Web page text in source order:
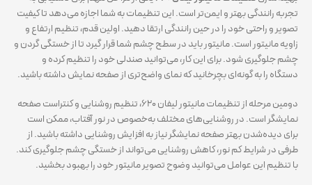
تجربه رانندگی بهتر و ایمن‌تر است. این تنظیمات به شما اجازه می‌دهد تا کیفیت
تصویر و راحتی خود را در حین رانندگی ارتقا دهید. اولین قدم، تنظیم ارتفاع و
زاویه مانیتور است. مانیتور باید در سطح چشم شما قرار گیرد تا از خستگی گردن و
چشم جلوگیری شود. برای این کار، می‌توانید صندلی خود را تنظیم کرده و
دستگاه را به گونه‌ای بچرخانید که نمای واضح‌تری از صفحه نمایش داشته باشید.
دومین مرحله از تنظیمات مانیتور لیفان ۶۲۰، تنظیم روشنایی و کنتراست صفحه
نمایشگر است. در روشنایی‌های مختلف به‌خصوص در نور آفتاب، ممکن است
برای دیده‌شدن بهتر صفحه نمایشگر نیاز به افزایش روشنایی داشته باشید. از
طرفی در شرایط کم نور، کاهش روشنایی می‌تواند از خستگی چشم جلوگیری کند.
با تنظیم این عوامل می‌توانید وضوح تصویر مانیتور خود را بهبود بخشید.